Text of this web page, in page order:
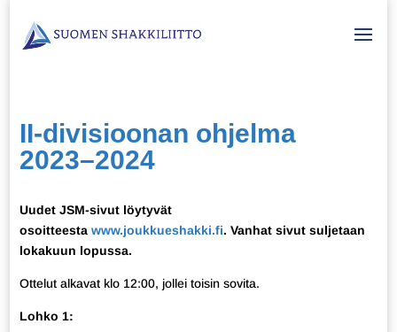
II-divisioonan ohjelma
2023–2024
Uudet JSM-sivut löytyvät
osoitteesta www.joukkueshakki.fi. Vanhat sivut suljetaan
lokakuun lopussa.
Ottelut alkavat klo 12:00, jollei toisin sovita.
Lohko 1: